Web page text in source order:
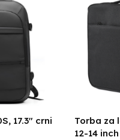
17.3″ crni
Torba za
12-14